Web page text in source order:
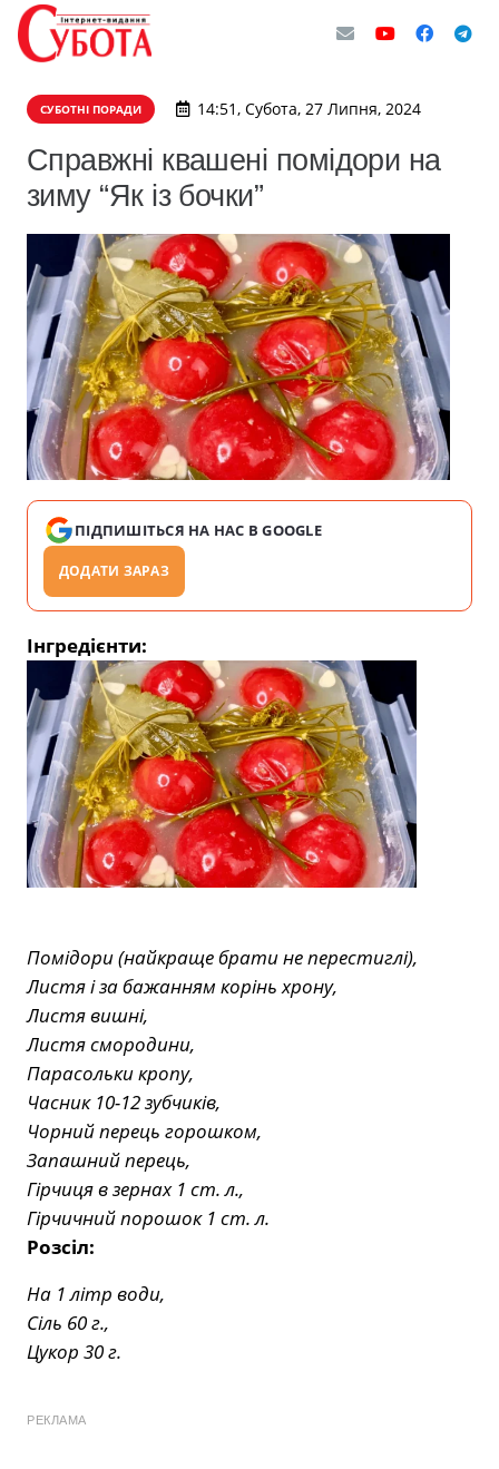
СУБОТНІ ПОРАДИ 14:51, Субота, 27 Липня, 2024
Справжні квашені помідори на
зиму “Як із бочки”
ПІДПИШІТЬСЯ НА НАС В GOOGLE
ДОДАТИ ЗАРАЗ
Інгредієнти:
Помідори (найкраще брати не перестиглі),
Листя і за бажанням корінь хрону,
Листя вишні,
Листя смородини,
Парасольки кропу,
Часник 10-12 зубчиків,
Чорний перець горошком,
Запашний перець,
Гірчиця в зернах 1 ст. л.,
Гірчичний порошок 1 ст. л.
Розсіл:
На 1 літр води,
Сіль 60 г.,
Цукор 30 г.
РЕКЛАМА